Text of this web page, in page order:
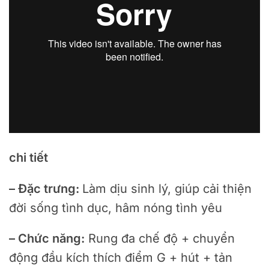
chi tiết
– Đặc trưng: Làm dịu sinh lý, giúp cải thiện
đời sống tình dục, hâm nóng tình yêu
– Chức năng: Rung đa chế độ + chuyển
động đầu kích thích điểm G + hút + tản